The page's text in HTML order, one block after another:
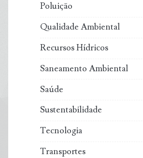
Poluição
Qualidade Ambiental
Recursos Hídricos
Saneamento Ambiental
Saúde
Sustentabilidade
Tecnologia
Transportes